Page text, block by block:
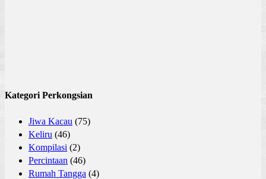
Kategori Perkongsian
Jiwa Kacau (75)
Keliru (46)
Kompilasi (2)
Percintaan (46)
Rumah Tangga (4)